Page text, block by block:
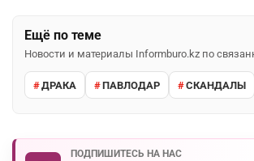
Ещё по теме
Новости и материалы Informburo.kz по
ДРАКА ПАВЛОДАР СКАНДАЛЫ
ПОДПИШИТЕСЬ НА НАС